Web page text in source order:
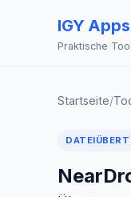
IGY Apps
Praktische
Startseite/